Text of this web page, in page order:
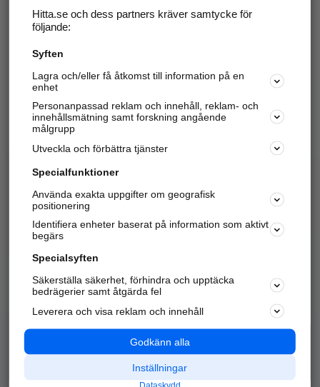
Hitta.se - Gratis nummerupplysning.
Sök företag, personer och platser.
Hitta telefonnummer, adresser, företagsinfo mm.
Marknadsför företaget
Kom igång och annonsera mot
samarbetspartners nära dig.
Alla kategorier
Populära sökningar
API & Kartor
Annonsera
Integritet
Nödnummer
Hitta.se och dess partners kräver samtycke för
följande:
Syften
Lagra och/eller få åtkomst till information på en
enhet
Personanpassad reklam och innehåll, reklam- och
innehållsmätning samt forskning angående
målgrupp
Utveckla och förbättra tjänster
Specialfunktioner
Använda exakta uppgifter om geografisk
positionering
Identifiera enheter baserat på information som aktivt
begärs
Specialsyften
Säkerställa säkerhet, förhindra och upptäcka
bedrägerier samt åtgärda fel
Leverera och visa reklam och innehåll
Godkänn alla
Inställningar
Dataskydd